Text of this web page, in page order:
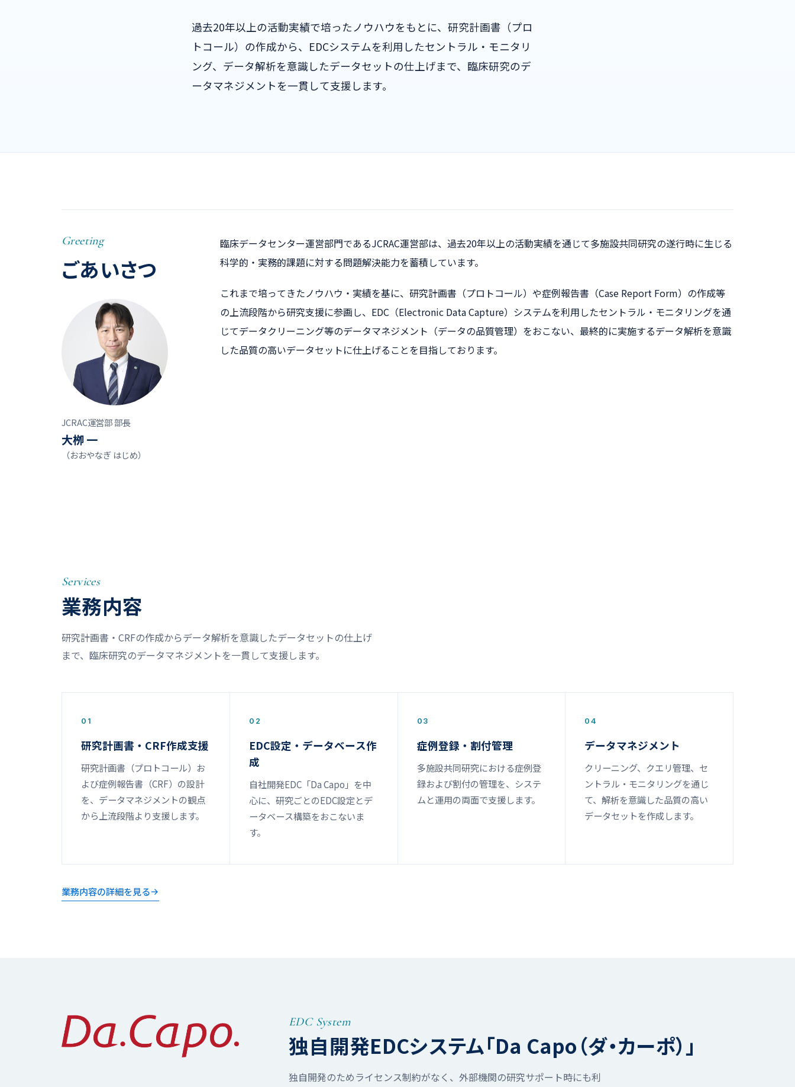
過去20年以上の活動実績で培ったノウハウをもとに、研究計画書（プロ
トコール）の作成から、EDCシステムを利用したセントラル・モニタリ
ング、データ解析を意識したデータセットの仕上げまで、臨床研究のデ
ータマネジメントを一貫して支援します。
Greeting
ごあいさつ
JCRAC運営部 部長
大栁 一
（おおやなぎ はじめ）
臨床データセンター運営部門であるJCRAC運営部は、過去20年以上の活動実績を通じて多施設共同研究の遂行時に生じる
科学的・実務的課題に対する問題解決能力を蓄積しています。
これまで培ってきたノウハウ・実績を基に、研究計画書（プロトコール）や症例報告書（Case Report Form）の作成等
の上流段階から研究支援に参画し、EDC（Electronic Data Capture）システムを利用したセントラル・モニタリングを通
じてデータクリーニング等のデータマネジメント（データの品質管理）をおこない、最終的に実施するデータ解析を意識
した品質の高いデータセットに仕上げることを目指しております。
Services
業務内容
研究計画書・CRFの作成からデータ解析を意識したデータセットの仕上げ
まで、臨床研究のデータマネジメントを一貫して支援します。
01
研究計画書・CRF作成支援
研究計画書（プロトコール）お
よび症例報告書（CRF）の設計
を、データマネジメントの観点
から上流段階より支援します。
02
EDC設定・データベース作
成
自社開発EDC「Da Capo」を中
心に、研究ごとのEDC設定とデ
ータベース構築をおこないま
す。
03
症例登録・割付管理
多施設共同研究における症例登
録および割付の管理を、システ
ムと運用の両面で支援します。
04
データマネジメント
クリーニング、クエリ管理、セ
ントラル・モニタリングを通じ
て、解析を意識した品質の高い
データセットを作成します。
業務内容の詳細を見る→
EDC System
独自開発EDCシステム「Da Capo（ダ・カーポ）」
独自開発のためライセンス制約がなく、外部機関の研究サポート時にも利